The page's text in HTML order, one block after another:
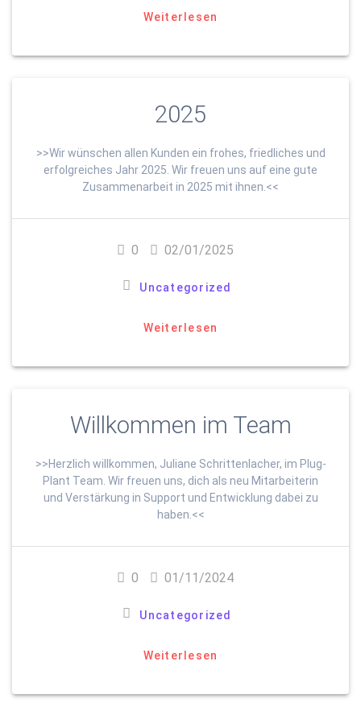
Weiterlesen
2025
>>Wir wünschen allen Kunden ein frohes, friedliches und
erfolgreiches Jahr 2025. Wir freuen uns auf eine gute
Zusammenarbeit in 2025 mit ihnen.<<
0 02/01/2025
Uncategorized
Weiterlesen
Willkommen im Team
>>Herzlich willkommen, Juliane Schrittenlacher, im Plug-
Plant Team. Wir freuen uns, dich als neu Mitarbeiterin
und Verstärkung in Support und Entwicklung dabei zu
haben.<<
0 01/11/2024
Uncategorized
Weiterlesen